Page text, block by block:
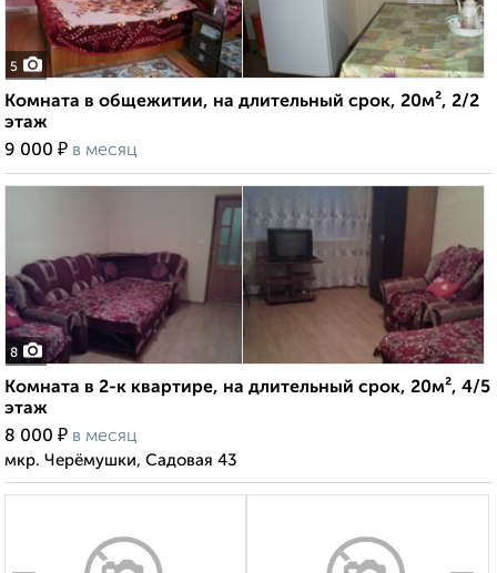
5
Комната в общежитии, на длительный срок, 20м², 2/2
этаж
9 000 ₽ в месяц
8
Комната в 2-к квартире, на длительный срок, 20м², 4/5
этаж
8 000 ₽ в месяц
мкр. Черёмушки, Садовая 43